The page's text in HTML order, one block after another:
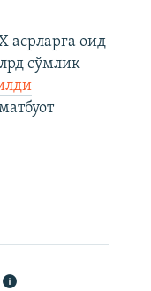
асрларга оид
сўмлик